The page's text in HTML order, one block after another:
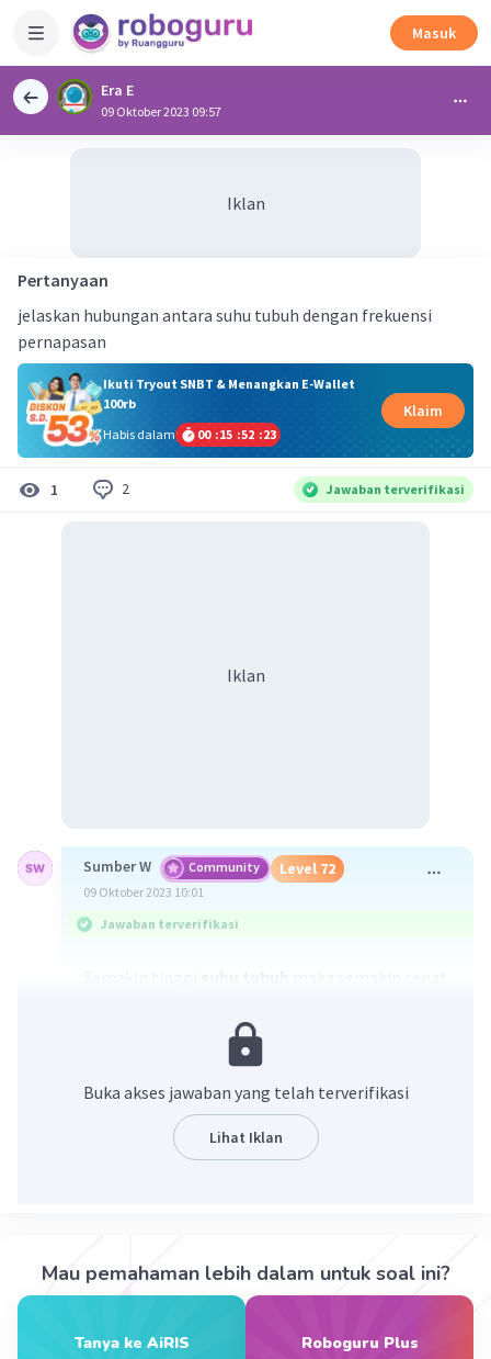
Masuk
Era E
09 Oktober 2023 09:57
Iklan
Pertanyaan
jelaskan hubungan antara suhu tubuh dengan frekuensi
pernapasan
Ikuti Tryout SNBT & Menangkan E-Wallet
100rb
Habis dalam
00 :15 :52 :22
Klaim
1 2 Jawaban terverifikasi
Iklan
Sumber W Community Level 72
09 Oktober 2023 10:01
Jawaban terverifikasi
adanya peningkatan proses metabolisme di
dalam tubuh, sehingga diperlukan peningkatan
pemasukan oksigen dan pengeluaran CO2 .
Beri Rating· 1 ) Balas
hubungannya adalah semakin tinggi suhu tubuh, maka
adanya peningkatan proses metabolisme di dalam
Buka akses jawaban yang telah terverifikasi
Lihat Iklan
Mau pemahaman lebih dalam untuk soal ini?
Tanya ke AiRIS Roboguru Plus